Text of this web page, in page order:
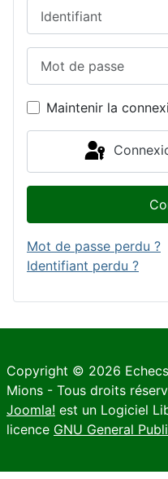
Maintenir la
Mot de passe perdu ?
Identifiant perdu ?
Copyright © 2026
Mions - Tous droits
Joomla! est un Logiciel
licence GNU General